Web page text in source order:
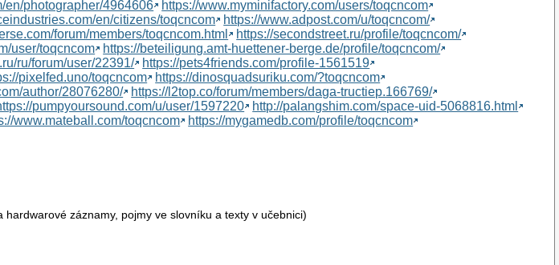
en/photographer/4964606
https://www.myminifactory.com/users/toqcncom
en/citizens/toqcncom
https://www.adpost.com/u/toqcncom/
forum/members/toqcncom.html
https://secondstreet.ru/profile/toqcncom/
user/toqcncom
https://beteiligung.amt-huettener-berge.de/profile/toqcncom/
ru/forum/user/22391/
https://pets4friends.com/profile-1561519
pixelfed.uno/toqcncom
https://dinosquadsuriku.com/?toqcncom
author/28076280/
https://l2top.co/forum/members/daga-tructiep.166769/
pumpyoursound.com/u/user/1597220
http://palangshim.com/space-uid-5068816.html
www.mateball.com/toqcncom
https://mygamedb.com/profile/toqcncom
záznamy, pojmy ve slovníku a texty v učebnici)